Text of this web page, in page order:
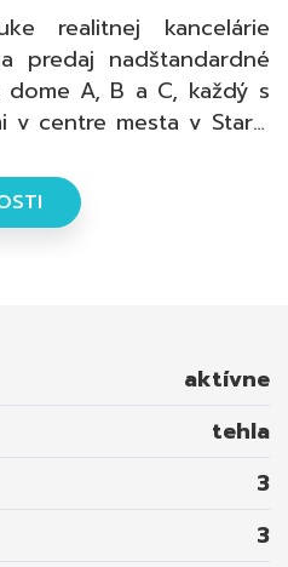
realitnej kancelárie
v centre mesta v Starej
byty s veľkými
sú aj pivnice,
7000€. Termín
s.r.o. Pre viac
-
výstavby –
- použité materiály na
aktívne
tehla
3
3